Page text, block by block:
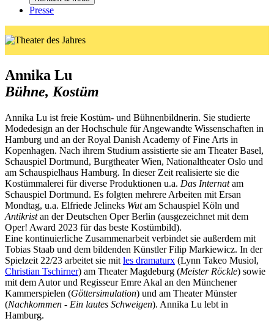
Presse
Annika Lu
Bühne, Kostüm
Annika Lu ist freie Kostüm- und Bühnenbildnerin.‍ Sie studierte
Modedesign an der Hochschule für Angewandte Wissenschaften in
Hamburg und an der Royal Danish Academy of Fine Arts in
Kopenhagen. Nach ihrem Studium assistierte sie am Theater Basel,
Schauspiel Dortmund, Burgtheater Wien, Nationaltheater Oslo und
am Schauspielhaus Hamburg. In dieser Zeit realisierte sie die
Kostümmalerei für diverse Produktionen u.a. Das Internatam
Schauspiel Dortmund. Es folgten mehrere Arbeiten mit Ersan
Mondtag, u.a. Elfriede Jelineks Wutam Schauspiel Köln und
Antikristan der Deutschen Oper Berlin (ausgezeichnet mit dem
Oper! Award 2023 für das beste Kostümbild).‍
Eine kontinuierliche Zusammenarbeit verbindet sie außerdem mit
Tobias Staab und dem bildenden Künstler Filip Markiewicz. In der
Spielzeit 22/23 arbeitet sie mit les dramaturx (Lynn Takeo Musiol,
Christian Tschirner) am Theater Magdeburg (Meister Röckle) sowie
mit dem Autor und Regisseur Emre Akal an den Münchener
Kammerspielen (Göttersimulation) und am Theater Münster
(Nachkommen - Ein lautes Schweigen). Annika Lu lebt in
Hamburg.